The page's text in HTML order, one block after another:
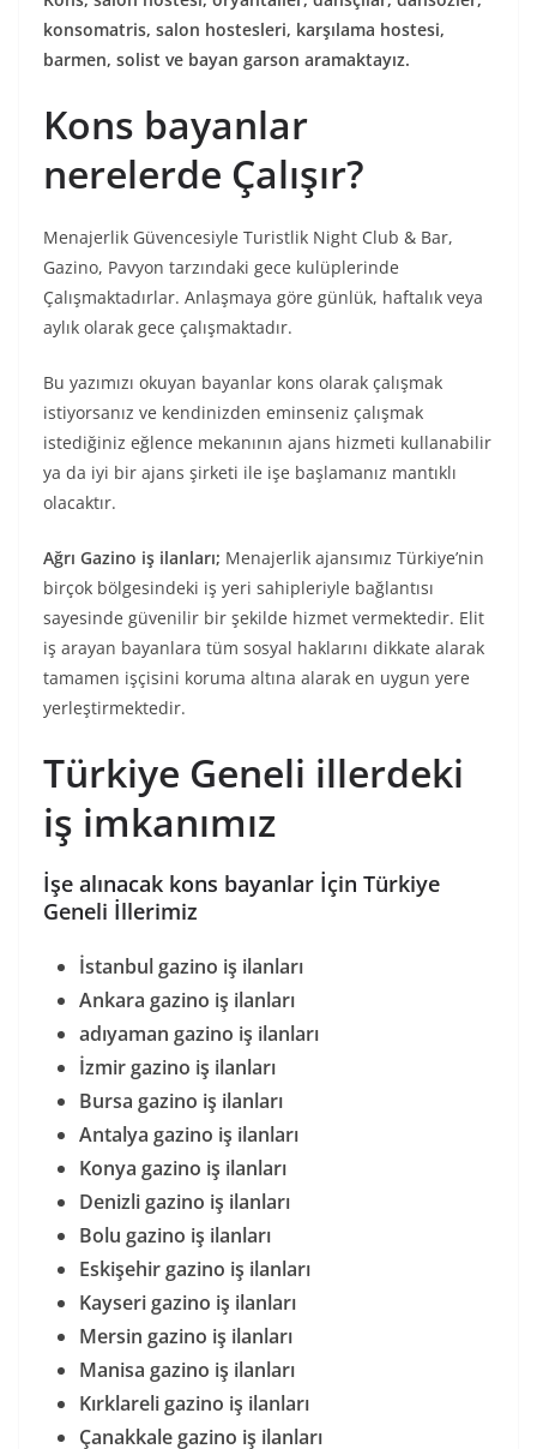
konsomatris, salon hostesleri, karşılama hostesi,
barmen, solist ve bayan garson aramaktayız.
Kons bayanlar
nerelerde Çalışır?
Menajerlik Güvencesiyle Turistlik Night Club & Bar,
Gazino, Pavyon tarzındaki gece kulüplerinde
Çalışmaktadırlar. Anlaşmaya göre günlük, haftalık veya
aylık olarak gece çalışmaktadır.
Bu yazımızı okuyan bayanlar kons olarak çalışmak
istiyorsanız ve kendinizden eminseniz çalışmak
istediğiniz eğlence mekanının ajans hizmeti kullanabilir
ya da iyi bir ajans şirketi ile işe başlamanız mantıklı
olacaktır.
Ağrı Gazino iş ilanları; Menajerlik ajansımız Türkiye’nin
birçok bölgesindeki iş yeri sahipleriyle bağlantısı
sayesinde güvenilir bir şekilde hizmet vermektedir. Elit
iş arayan bayanlara tüm sosyal haklarını dikkate alarak
tamamen işçisini koruma altına alarak en uygun yere
yerleştirmektedir.
Türkiye Geneli illerdeki
iş imkanımız
İşe alınacak kons bayanlar İçin Türkiye
Geneli İllerimiz
İstanbul gazino iş ilanları
Ankara gazino iş ilanları
adıyaman gazino iş ilanları
İzmir gazino iş ilanları
Bursa gazino iş ilanları
Antalya gazino iş ilanları
Konya gazino iş ilanları
Denizli gazino iş ilanları
Bolu gazino iş ilanları
Eskişehir gazino iş ilanları
Kayseri gazino iş ilanları
Mersin gazino iş ilanları
Manisa gazino iş ilanları
Kırklareli gazino iş ilanları
Çanakkale gazino iş ilanları